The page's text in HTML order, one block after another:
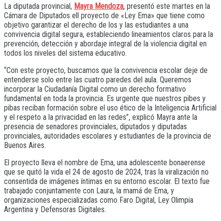
La diputada provincial, Mayra Mendoza, presentó este martes en la
Cámara de Diputados ell proyecto de «Ley Ema» que tiene como
objetivo garantizar el derecho de los y las estudiantes a una
convivencia digital segura, estableciendo lineamientos claros para la
prevención, detección y abordaje integral de la violencia digital en
todos los niveles del sistema educativo.
“Con este proyecto, buscamos que la convivencia escolar deje de
entenderse solo entre las cuatro paredes del aula. Queremos
incorporar la Ciudadanía Digital como un derecho formativo
fundamental en toda la provincia. Es urgente que nuestros pibes y
pibas reciban formación sobre el uso ético de la Inteligencia Artificial
y el respeto a la privacidad en las redes”, explicó Mayra ante la
presencia de senadores provinciales, diputados y diputadas
provinciales, autoridades escolares y estudiantes de la provincia de
Buenos Aires.
El proyecto lleva el nombre de Ema, una adolescente bonaerense
que se quitó la vida el 24 de agosto de 2024, tras la viralización no
consentida de imágenes íntimas en su entorno escolar. El texto fue
trabajado conjuntamente con Laura, la mamá de Ema, y
organizaciones especializadas como Faro Digital, Ley Olimpia
Argentina y Defensoras Digitales.